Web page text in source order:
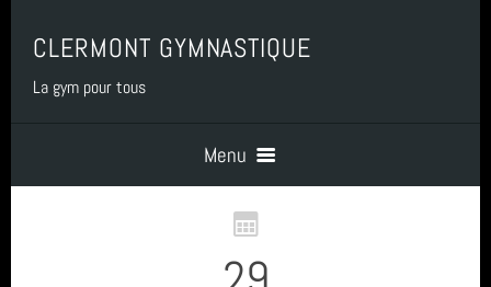
CLERMONT GYMNASTIQUE
La gym pour tous
Menu
Accueil